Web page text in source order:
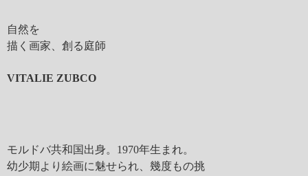
自然を
描く画家、創る庭師
VITALIE ZUBCO
モルドバ共和国出身。1970年生まれ。
幼少期より絵画に魅せられ、幾度もの挑